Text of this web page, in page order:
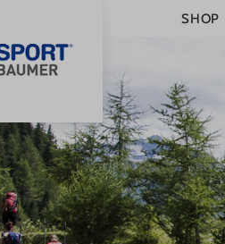
SHOP